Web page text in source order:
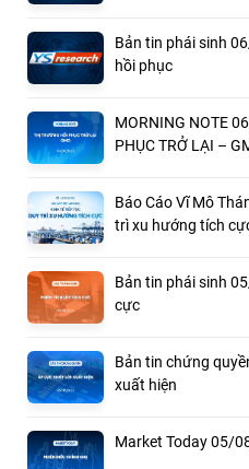
Bản tin phái sinh
hồi phục
MORNING NOTE
PHỤC TRỞ LẠI –
Báo Cáo Vĩ Mô
trì xu hướng tích
Bản tin phái sinh
cực
Bản tin chứng
xuất hiện
Market Today 05/